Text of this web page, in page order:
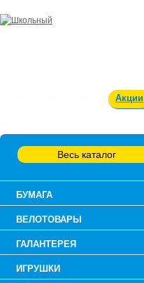
Акции
Весь каталог
БУМАГА
ВЕЛОТОВАРЫ
ГАЛАНТЕРЕЯ
ИГРУШКИ